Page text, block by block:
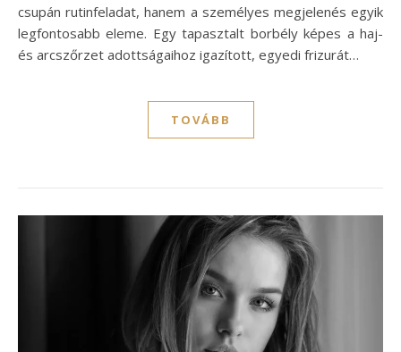
csupán rutinfeladat, hanem a személyes megjelenés egyik
legfontosabb eleme. Egy tapasztalt borbély képes a haj-
és arcszőrzet adottságaihoz igazított, egyedi frizurát…
TOVÁBB